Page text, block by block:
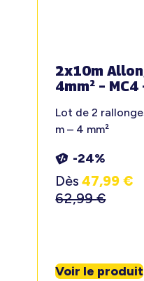
2x10m
4mm² –
Lot de 2
m – 4 mm²
-24%
Dès 47,99€
62,99€
Voir le produit